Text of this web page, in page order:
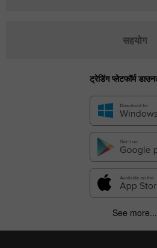
सहयोग
ट्रेडिंग प्लेटफॉर्म
See more...